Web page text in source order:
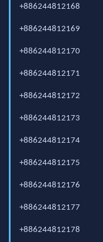
+886244812168
+886244812169
+886244812170
+886244812171
+886244812172
+886244812173
+886244812174
+886244812175
+886244812176
+886244812177
+886244812178